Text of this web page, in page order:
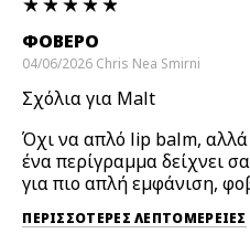
ΦΟΒΕΡΌ
04/06/2026 Chris Nea Smirni
Σχόλια για Malt
Όχι να απλό lip balm,
ένα περίγραμμα δείχνει
για πιο απλή εμφάνιση,
ΠΕΡΙΣΣΌΤΕΡΕΣ ΛΕΠΤΟΜΈΡΕΙΕΣ